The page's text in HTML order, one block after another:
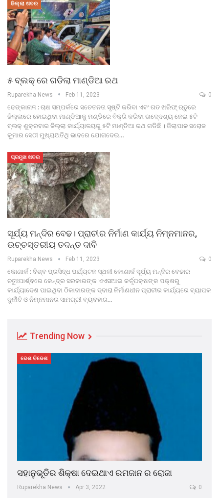
ଜିଲ୍ଲା ଖବର
୫ ବ୍ଲକ୍ ରେ ଗଡିଲା ମାଣ୍ଡିଆ ରଥ
Ruparekha News Feb 11, 2023 0
ଢେଙ୍କାନାଳ : ଚାଷ ସମ୍ପର୍କରେ ସଚେତନତା ସୃଷ୍ଟି କରିବା ଏବଂ ଗତ ଖରିଫ୍ ଋତୁରେ
ଜିଲ୍ଲାରେ ହୋଇଥିବା ମାଣ୍ଡିଆକୁ ମଣ୍ଡିରେ ବିକ୍ରି କରିବା ଉଦେ୍ଦଶ୍ୟ ନେଇ ୫ଟି
ବ୍ଲକ୍ ଶୁକ୍ରବାର ଜିଲ୍ଲା କାର୍ଯ୍ୟାଳୟରୁ ୫ଟି ମାଣ୍ଡିଆ ରଥ ଗଡିଛି । ଜିଲାପାଳ ସରୋଜ
କୁମାର ସେଠୀ ମୁଖ୍ୟଅତିଥି ଭାବରେ ଯୋଗଦେଇ…
ପ୍ରମୁଖ ଖବର
ସୂର୍ଯ୍ୟ ମନ୍ଦିର ବେଢ। ପ୍ରାଚୀର ନିର୍ମାଣ କାର୍ଯ୍ୟ ନିମ୍ନମାନର,
ଉଚ୍ଚସ୍ତରୀୟ ତଦନ୍ତ ଦାବି
Ruparekha News Feb 11, 2023 0
କୋଣାର୍କ : ବିଶ୍ବ ପ୍ରସିଦ୍ଧ ପର୍ଯ୍ୟଟନ ସ୍ଥଳୀ କୋଣାର୍କ ସୂର୍ଯ୍ୟ ମନ୍ଦିର ବେଢାର
ଚତୁଃପାର୍ଶ୍ଵରେ କେନ୍ଦ୍ର ସରକାରଙ୍କ ଏଏସଆଇ କର୍ତୃପକ୍ଷଙ୍କ ପକ୍ଷରୁ
କାର୍ଯ୍ୟାଦେଶ ପାଇଥିବା ଠିକାଦାରଙ୍କ ଦ୍ବାରା ନିର୍ମାଣଧୀନ ପ୍ରାଚୀର କାର୍ଯ୍ୟରେ ବ୍ୟାପକ
ଦୁର୍ନୀତି ଓ ନିମ୍ନମାନର ସାମଗ୍ରୀ ବ୍ୟବହାର…
Trending Now
ଦେଶ ବିଦେଶ
ସହାନୁଭୂତିର ଶିକ୍ଷା ଦେଇଥାଏ ରମଜାନ ର ରୋଜା
Ruparekha News Apr 3, 2022 0